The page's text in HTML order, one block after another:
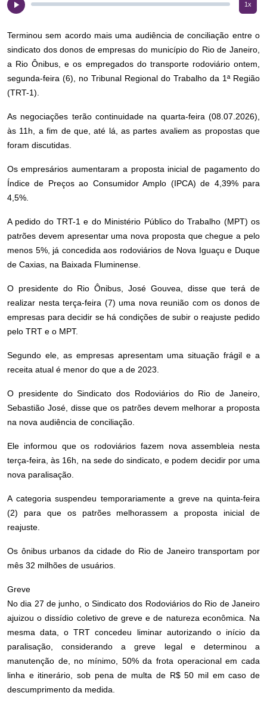
1x
Terminou sem acordo mais uma audiência de conciliação entre o
sindicato dos donos de empresas do município do Rio de Janeiro,
a Rio Ônibus, e os empregados do transporte rodoviário ontem,
segunda-feira (6), no Tribunal Regional do Trabalho da 1ª Região
(TRT-1).
As negociações terão continuidade na quarta-feira (08.07.2026),
às 11h, a fim de que, até lá, as partes avaliem as propostas que
foram discutidas.
Os empresários aumentaram a proposta inicial de pagamento do
Índice de Preços ao Consumidor Amplo (IPCA) de 4,39% para
4,5%.
A pedido do TRT-1 e do Ministério Público do Trabalho (MPT) os
patrões devem apresentar uma nova proposta que chegue a pelo
menos 5%, já concedida aos rodoviários de Nova Iguaçu e Duque
de Caxias, na Baixada Fluminense.
O presidente do Rio Ônibus, José Gouvea, disse que terá de
realizar nesta terça-feira (7) uma nova reunião com os donos de
empresas para decidir se há condições de subir o reajuste pedido
pelo TRT e o MPT.
Segundo ele, as empresas apresentam uma situação frágil e a
receita atual é menor do que a de 2023.
O presidente do Sindicato dos Rodoviários do Rio de Janeiro,
Sebastião José, disse que os patrões devem melhorar a proposta
na nova audiência de conciliação.
Ele informou que os rodoviários fazem nova assembleia nesta
terça-feira, às 16h, na sede do sindicato, e podem decidir por uma
nova paralisação.
A categoria suspendeu temporariamente a greve na quinta-feira
(2) para que os patrões melhorassem a proposta inicial de
reajuste.
Os ônibus urbanos da cidade do Rio de Janeiro transportam por
mês 32 milhões de usuários.
Greve
No dia 27 de junho, o Sindicato dos Rodoviários do Rio de Janeiro
ajuizou o dissídio coletivo de greve e de natureza econômica. Na
mesma data, o TRT concedeu liminar autorizando o início da
paralisação, considerando a greve legal e determinou a
manutenção de, no mínimo, 50% da frota operacional em cada
linha e itinerário, sob pena de multa de R$ 50 mil em caso de
descumprimento da medida.